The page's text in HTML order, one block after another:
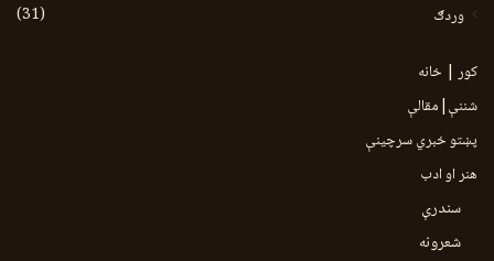
وردګ
(31)
کور | خانه
شننې|مقالې
پښتو خبري سرچينې
هنر او ادب
سندرې
شعرونه